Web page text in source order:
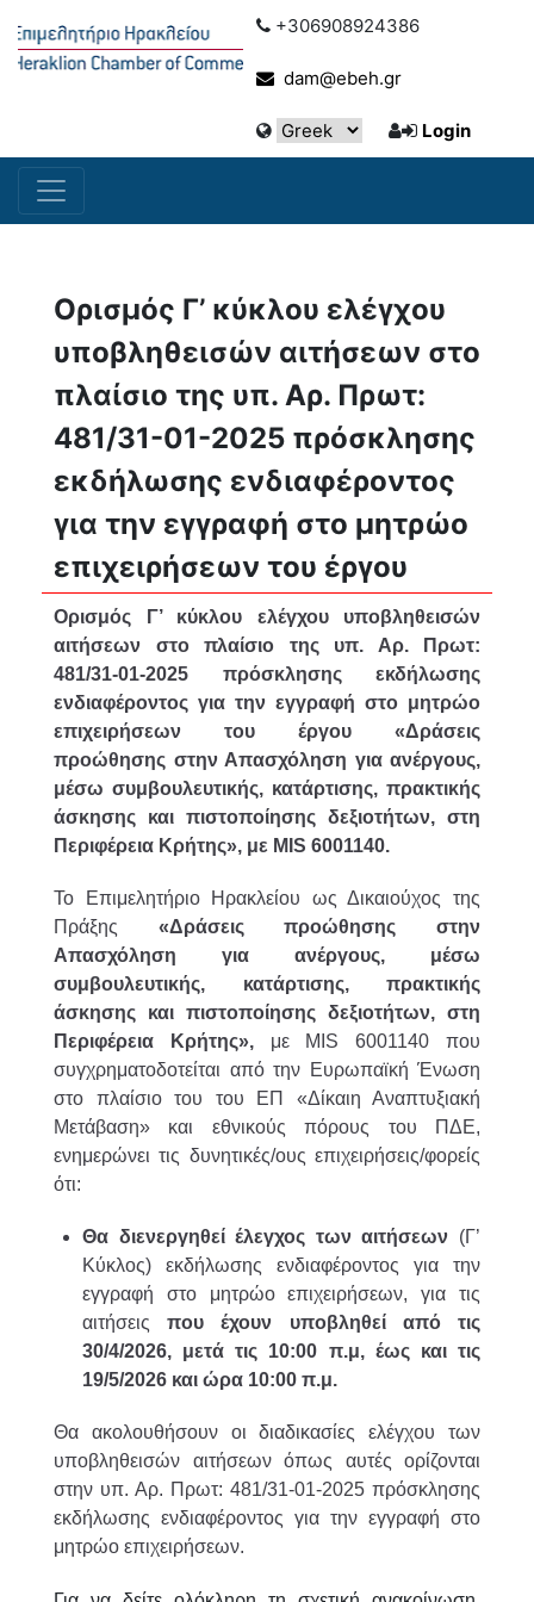
+306908924386
dam@ebeh.gr
Login
Ορισμός Γ’ κύκλου ελέγχου
υποβληθεισών αιτήσεων στο
πλαίσιο της υπ. Αρ. Πρωτ:
481/31-01-2025 πρόσκλησης
εκδήλωσης ενδιαφέροντος
για την εγγραφή στο μητρώο
επιχειρήσεων του έργου
Ορισμός Γ’ κύκλου ελέγχου υποβληθεισών
αιτήσεων στο πλαίσιο της υπ. Αρ. Πρωτ:
481/31-01-2025 πρόσκλησης εκδήλωσης
ενδιαφέροντος για την εγγραφή στο μητρώο
επιχειρήσεων του έργου «Δράσεις
προώθησης στην Απασχόληση για ανέργους,
μέσω συμβουλευτικής, κατάρτισης, πρακτικής
άσκησης και πιστοποίησης δεξιοτήτων, στη
Περιφέρεια Κρήτης», με MIS 6001140.
Το Επιμελητήριο Ηρακλείου ως Δικαιούχος της
Πράξης «Δράσεις προώθησης στην
Απασχόληση για ανέργους, μέσω
συμβουλευτικής, κατάρτισης, πρακτικής
άσκησης και πιστοποίησης δεξιοτήτων, στη
Περιφέρεια Κρήτης», με MIS 6001140 που
συγχρηματοδοτείται από την Ευρωπαϊκή Ένωση
στο πλαίσιο του του ΕΠ «Δίκαιη Αναπτυξιακή
Μετάβαση» και εθνικούς πόρους του ΠΔΕ,
ενημερώνει τις δυνητικές/ους επιχειρήσεις/φορείς
ότι:
Θα διενεργηθεί έλεγχος των αιτήσεων (Γ’
Κύκλος) εκδήλωσης ενδιαφέροντος για την
εγγραφή στο μητρώο επιχειρήσεων, για τις
αιτήσειςπου έχουν υποβληθεί από τις
30/4/2026, μετά τις 10:00 π.μ, έως και τις
19/5/2026 και ώρα 10:00 π.μ.
Θα ακολουθήσουν οι διαδικασίες ελέγχου των
υποβληθεισών αιτήσεων όπως αυτές ορίζονται
στην υπ. Αρ. Πρωτ: 481/31-01-2025 πρόσκλησης
εκδήλωσης ενδιαφέροντος για την εγγραφή στο
μητρώο επιχειρήσεων.